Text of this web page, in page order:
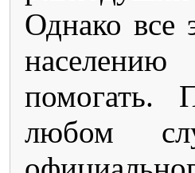
Однако все
населению
помогать.
любом